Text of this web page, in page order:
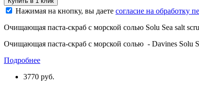
Нажимая на кнопку, вы даете согласие на обработку
Очищающая паста-скраб с морской солью Solu Sea salt
Очищающая паста-скраб с морской солью - Davines Solu
Подробнее
3770 руб.